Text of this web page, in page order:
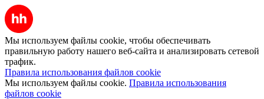
Мы используем файлы cookie, чтобы обеспечивать
правильную работу нашего веб-сайта и анализировать сетевой
трафик.
Правила использования файлов cookie
Мы используем файлы cookie. Правила использования
файлов cookie